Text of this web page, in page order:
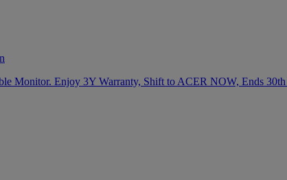
Monitor. Enjoy 3Y Warranty, Shift to ACER NOW, Ends